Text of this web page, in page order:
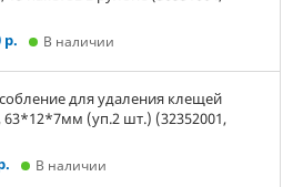
р.
В наличии
для удаления клещей
63*12*7мм (уп.2 шт.) (32352001,
В наличии